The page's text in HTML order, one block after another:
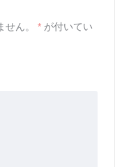
ん。 * が付いてい